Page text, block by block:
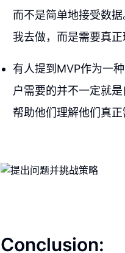
而不是简单地接受数
我去做，而是需要真正
有人提到MVP作为一
户需要的并不一定就
帮助他们理解他们真正
Conclusion: